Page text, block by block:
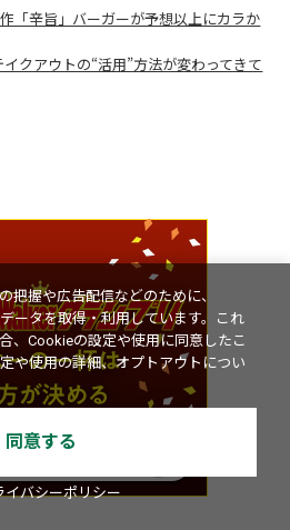
「辛旨」バーガーが予想以上にカラか
クアウトの“活用”方法が変わってきて
把握や広告配信などのために、
ータを取得・利用しています。これ
、Cookieの設定や使用に同意したこ
や使用の詳細、オプトアウトについ
同意する
イバシーポリシー